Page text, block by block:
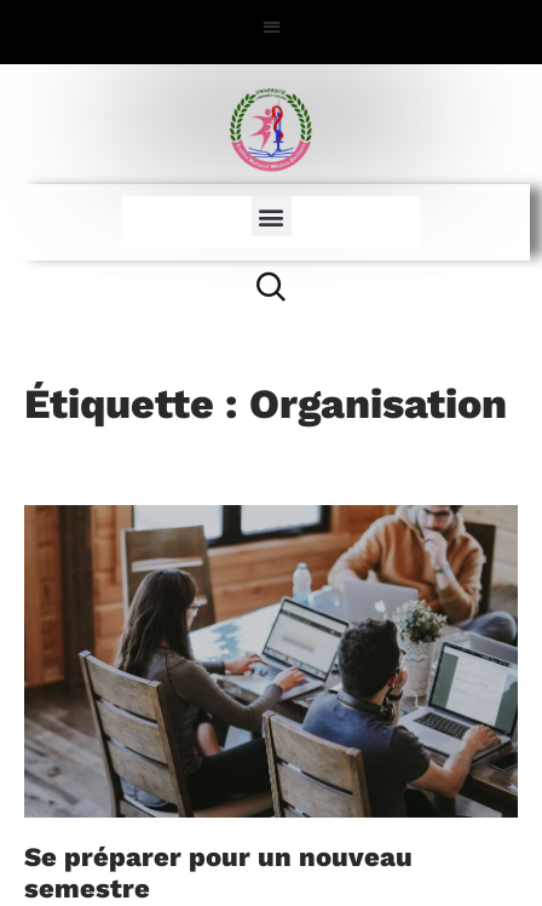
Étiquette : Organisation
Se préparer pour un nouveau
semestre